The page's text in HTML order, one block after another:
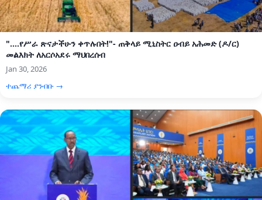
"....የሥራ ጽናታችሁን ቀጥሉበት!"- ጠቅላይ ሚኒስትር ዐብይ አሕመድ (ዶ/ር)
መልእክት ለአርሶአደሩ ማህበረሰብ
Jan 30, 2026
ተጨማሪ ያንብቡ →